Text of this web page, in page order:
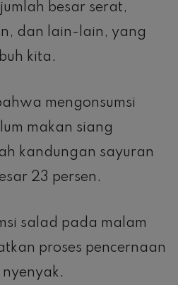
besar serat,
dan lain-lain, yang
kita.
mengonsumsi
makan siang
kandungan sayuran
23 persen.
salad pada malam
proses pencernaan